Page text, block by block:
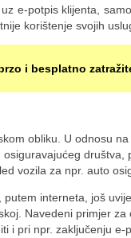
e-potpis klijenta,
korištenje svojih
i besplatno
obliku. U odnosu
društva,
vozila za npr. auto
interneta, još
Navedeni primjer za
i pri npr. zaključenju e-